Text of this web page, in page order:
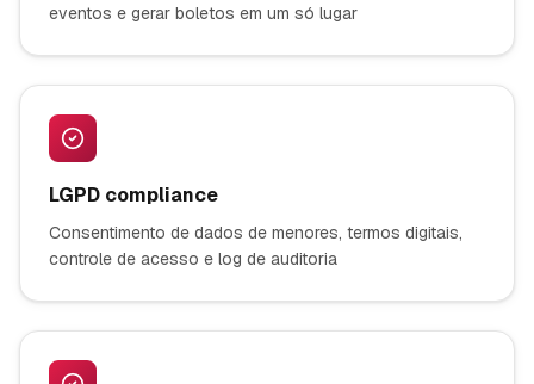
eventos e gerar boletos em um só lugar
LGPD compliance
Consentimento de dados de menores, termos digitais,
controle de acesso e log de auditoria